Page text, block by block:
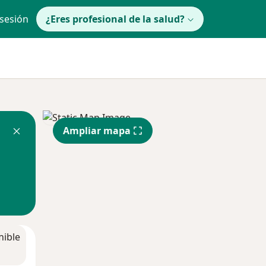
¿Eres profesional de la salud?
Ampliar mapa